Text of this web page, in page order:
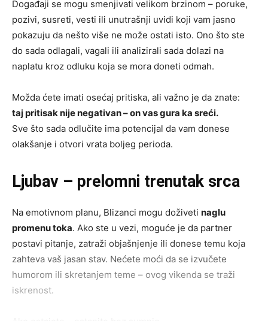
Događaji se mogu smenjivati velikom brzinom – poruke,
pozivi, susreti, vesti ili unutrašnji uvidi koji vam jasno
pokazuju da nešto više ne može ostati isto. Ono što ste
do sada odlagali, vagali ili analizirali sada dolazi na
naplatu kroz odluku koja se mora doneti odmah.
Možda ćete imati osećaj pritiska, ali važno je da znate:
taj pritisak nije negativan – on vas gura ka sreći.
Sve što sada odlučite ima potencijal da vam donese
olakšanje i otvori vrata boljeg perioda.
Ljubav – prelomni trenutak srca
Na emotivnom planu, Blizanci mogu doživeti naglu
promenu toka. Ako ste u vezi, moguće je da partner
postavi pitanje, zatraži objašnjenje ili donese temu koja
zahteva vaš jasan stav. Nećete moći da se izvučete
humorom ili skretanjem teme – ovog vikenda se traži
iskrenost.